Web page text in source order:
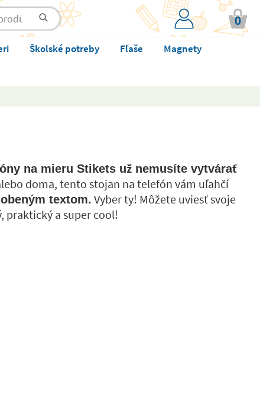
0
Školské potreby Fľaše
Magnety
na mieru Stikets už nemusíte vytvárať
doma, tento stojan na telefón vám uľahčí
textom. Vyber ty! Môžete uviesť svoje
praktický a super cool!